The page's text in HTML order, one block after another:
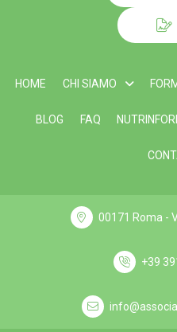
HOME CHI SIAMO
BLOG FAQ
00171 Roma -
+39